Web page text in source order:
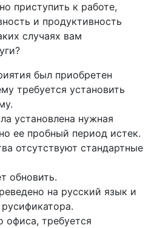
приступить к работе,
и продуктивность
случаях вам
был приобретен
требуется установить
установлена нужная
ее пробный период истек.
отсутствуют стандартные
обновить.
на русский язык и
офиса, требуется